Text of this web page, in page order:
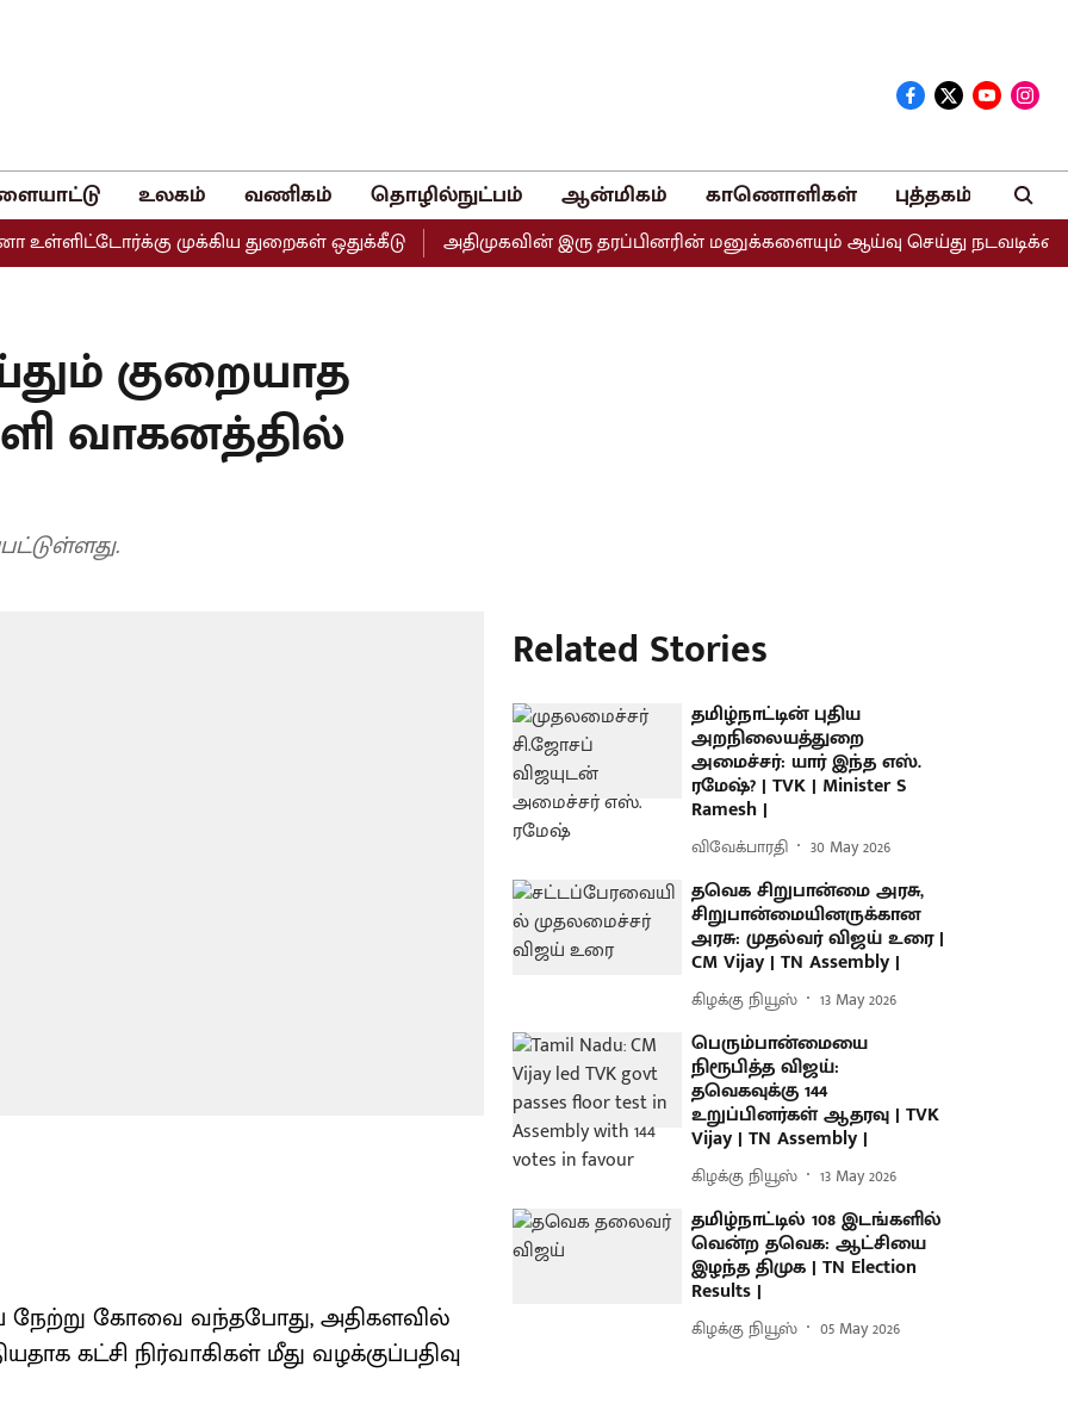
உலகம் வணிகம் தொழில்நுட்பம் ஆன்மிகம் காணொளிகள் புத்தகம்
முக்கிய துறைகள் ஒதுக்கீடு அதிமுகவின் இரு தரப்பினரின் மனுக்களையும் ஆய்வு செய்து நடவடிக்கை
குறையாத
வாகனத்தில்
நேற்று கோவை வந்தபோது, அதிகளவில்
கட்சி நிர்வாகிகள் மீது வழக்குப்பதிவு
Related Stories
தமிழ்நாட்டின் புதிய
அறநிலையத்துறை
அமைச்சர்: யார் இந்த எஸ்.
ரமேஷ்? | TVK | Minister S
Ramesh |
விவேக்பாரதி 30 May 2026
தவெக சிறுபான்மை அரசு,
சிறுபான்மையினருக்கான
அரசு: முதல்வர் விஜய் உரை |
CM Vijay | TN Assembly |
கிழக்கு நியூஸ் 13 May 2026
பெரும்பான்மையை
நிரூபித்த விஜய்:
தவெகவுக்கு 144
உறுப்பினர்கள் ஆதரவு | TVK
Vijay | TN Assembly |
கிழக்கு நியூஸ் 13 May 2026
தமிழ்நாட்டில் 108 இடங்களில்
வென்ற தவெக: ஆட்சியை
இழந்த திமுக | TN Election
Results |
கிழக்கு நியூஸ் 05 May 2026